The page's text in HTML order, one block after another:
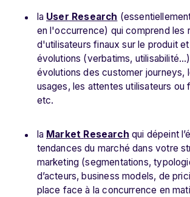
la User Research
en l'occurrence) qui comprend les
d'utilisateurs finaux sur le produit
évolutions (verbatims,
évolutions des customer journeys,
usages, les attentes utilisateurs ou
etc.
la Market Research qui dépeint
tendances du marché dans votre
marketing (segmentations,
d’acteurs, business models, de
place face à la concurrence en